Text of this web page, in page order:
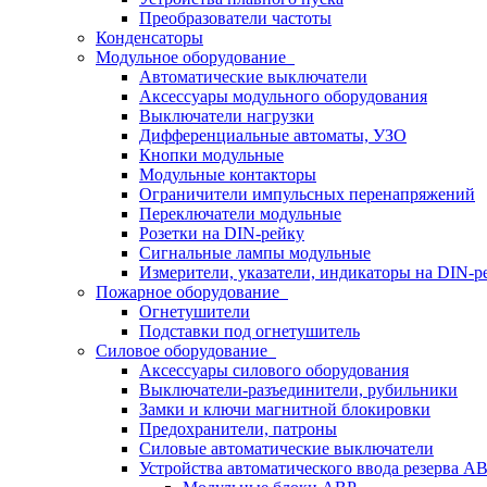
Преобразователи частоты
Конденсаторы
Модульное оборудование
Автоматические выключатели
Аксессуары модульного оборудования
Выключатели нагрузки
Дифференциальные автоматы, УЗО
Кнопки модульные
Модульные контакторы
Ограничители импульсных перенапряжений
Переключатели модульные
Розетки на DIN-рейку
Сигнальные лампы модульные
Измерители, указатели, индикаторы на DIN-
Пожарное оборудование
Огнетушители
Подставки под огнетушитель
Силовое оборудование
Аксессуары силового оборудования
Выключатели-разъединители, рубильники
Замки и ключи магнитной блокировки
Предохранители, патроны
Силовые автоматические выключатели
Устройства автоматического ввода резерва